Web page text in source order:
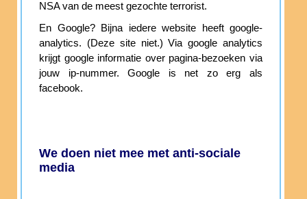
NSA van de meest gezochte terrorist.
En Google? Bijna iedere website heeft google-
analytics. (Deze site niet.) Via google analytics
krijgt google informatie over pagina-bezoeken via
jouw ip-nummer. Google is net zo erg als
facebook.
We doen niet mee met anti-sociale
media